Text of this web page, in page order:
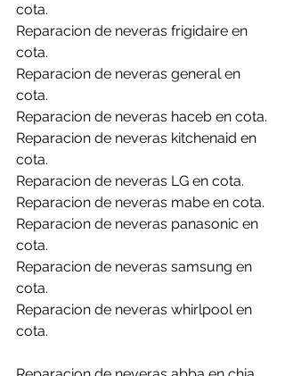
cota.
Reparacion de neveras frigidaire en
cota.
Reparacion de neveras general en
cota.
Reparacion de neveras haceb en cota.
Reparacion de neveras kitchenaid en
cota.
Reparacion de neveras LG en cota.
Reparacion de neveras mabe en cota.
Reparacion de neveras panasonic en
cota.
Reparacion de neveras samsung en
cota.
Reparacion de neveras whirlpool en
cota.